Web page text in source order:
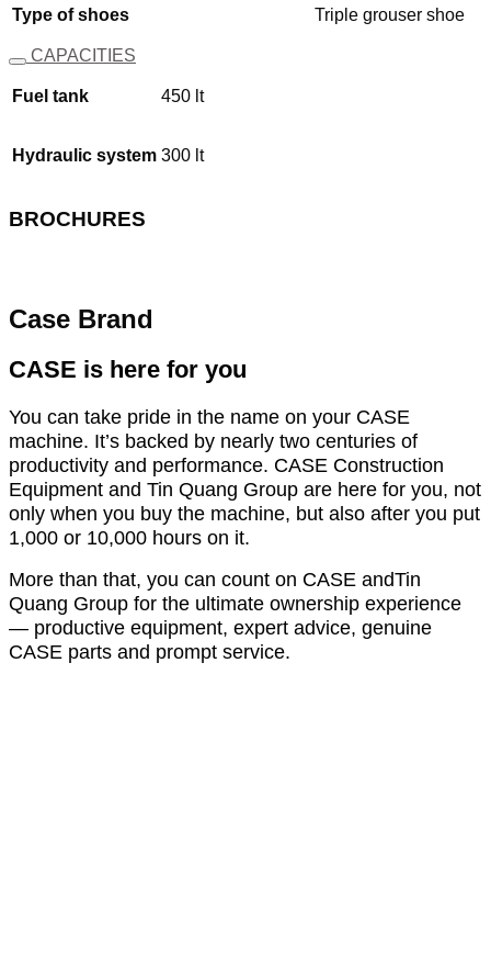
Type of shoes Triple grouser shoe
CAPACITIES
Fuel tank 450 lt
Hydraulic system 300 lt
BROCHURES
Case Brand
CASE is here for you
You can take pride in the name on your CASE
machine. It’s backed by nearly two centuries of
productivity and performance. CASE Construction
Equipment and Tin Quang Group are here for you, not
only when you buy the machine, but also after you put
1,000 or 10,000 hours on it.
More than that, you can count on CASE andTin
Quang Group for the ultimate ownership experience
— productive equipment, expert advice, genuine
CASE parts and prompt service.